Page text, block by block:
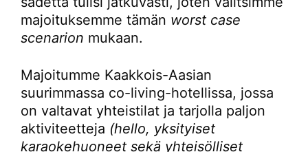
majoituksemme tämän worst case
scenarion mukaan.
Majoitumme Kaakkois-Aasian
suurimmassa co-living-hotellissa, jossa
on valtavat yhteistilat ja tarjolla paljon
aktiviteetteja (hello, yksityiset
karaokehuoneet sekä yhteisölliset